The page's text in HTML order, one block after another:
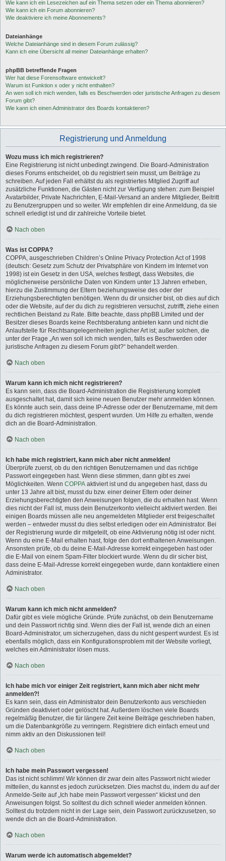
Wie kann ich ein Lesezeichen auf ein Thema setzen oder ein Thema abonnieren?
Wie kann ich ein Forum abonnieren?
Wie deaktiviere ich meine Abonnements?
Dateianhänge
Welche Dateianhänge sind in diesem Forum zulässig?
Kann ich eine Übersicht all meiner Dateianhänge erhalten?
phpBB betreffende Fragen
Wer hat diese Forensoftware entwickelt?
Warum ist Funktion x oder y nicht enthalten?
An wen soll ich mich wenden, falls es Beschwerden oder juristische Anfragen zu diesem
Forum gibt?
Wie kann ich einen Administrator des Boards kontaktieren?
Registrierung und Anmeldung
Wozu muss ich mich registrieren?
Eine Registrierung ist nicht unbedingt zwingend. Die Board-Administration
dieses Forums entscheidet, ob du registriert sein musst, um Beiträge zu
schreiben. Auf jeden Fall erhältst du als registriertes Mitglied Zugriff auf
zusätzliche Funktionen, die Gästen nicht zur Verfügung stehen: zum Beispiel
Avatarbilder, Private Nachrichten, E-Mail-Versand an andere Mitglieder, Beitritt
zu Benutzergruppen und so weiter. Wir empfehlen dir eine Anmeldung, da sie
schnell erledigt ist und dir zahlreiche Vorteile bietet.
Nach oben
Was ist COPPA?
COPPA, ausgeschrieben Children’s Online Privacy Protection Act of 1998
(deutsch: Gesetz zum Schutz der Privatsphäre von Kindern im Internet von
1998) ist ein Gesetz in den USA, welches festlegt, dass Websites, die
möglicherweise persönliche Daten von Kindern unter 13 Jahren erheben,
hierzu die Zustimmung der Eltern beziehungsweise des oder der
Erziehungsberechtigten benötigen. Wenn du dir unsicher bist, ob dies auf dich
oder die Website, auf der du dich zu registrieren versuchst, zutrifft, ziehe einen
rechtlichen Beistand zu Rate. Bitte beachte, dass phpBB Limited und der
Besitzer dieses Boards keine Rechtsberatung anbieten kann und nicht die
Anlaufstelle für Rechtsangelegenheiten jeglicher Art ist; außer solchen, die
unter der Frage „An wen soll ich mich wenden, falls es Beschwerden oder
juristische Anfragen zu diesem Forum gibt?“ behandelt werden.
Nach oben
Warum kann ich mich nicht registrieren?
Es kann sein, dass die Board-Administration die Registrierung komplett
ausgeschaltet hat, damit sich keine neuen Benutzer mehr anmelden können.
Es könnte auch sein, dass deine IP-Adresse oder der Benutzername, mit dem
du dich registrieren möchtest, gesperrt wurden. Um Hilfe zu erhalten, wende
dich an die Board-Administration.
Nach oben
Ich habe mich registriert, kann mich aber nicht anmelden!
Überprüfe zuerst, ob du den richtigen Benutzernamen und das richtige
Passwort eingegeben hast. Wenn diese stimmen, dann gibt es zwei
Möglichkeiten. Wenn COPPA aktiviert ist und du angegeben hast, dass du
unter 13 Jahre alt bist, musst du bzw. einer deiner Eltern oder deiner
Erziehungsberechtigten den Anweisungen folgen, die du erhalten hast. Wenn
dies nicht der Fall ist, muss dein Benutzerkonto vielleicht aktiviert werden. Bei
einigen Boards müssen alle neu angemeldeten Mitglieder erst freigeschaltet
werden – entweder musst du dies selbst erledigen oder ein Administrator. Bei
der Registrierung wurde dir mitgeteilt, ob eine Aktivierung nötig ist oder nicht.
Wenn du eine E-Mail erhalten hast, folge den dort enthaltenen Anweisungen.
Ansonsten prüfe, ob du deine E-Mail-Adresse korrekt eingegeben hast oder
die E-Mail von einem Spam-Filter blockiert wurde. Wenn du dir sicher bist,
dass deine E-Mail-Adresse korrekt eingegeben wurde, dann kontaktiere einen
Administrator.
Nach oben
Warum kann ich mich nicht anmelden?
Dafür gibt es viele mögliche Gründe. Prüfe zunächst, ob dein Benutzername
und dein Passwort richtig sind. Wenn dies der Fall ist, wende dich an einen
Board-Administrator, um sicherzugehen, dass du nicht gesperrt wurdest. Es ist
ebenfalls möglich, dass ein Konfigurationsproblem mit der Website vorliegt,
welches ein Administrator lösen muss.
Nach oben
Ich habe mich vor einiger Zeit registriert, kann mich aber nicht mehr
anmelden?!
Es kann sein, dass ein Administrator dein Benutzerkonto aus verschieden
Gründen deaktiviert oder gelöscht hat. Außerdem löschen viele Boards
regelmäßig Benutzer, die für längere Zeit keine Beiträge geschrieben haben,
um die Datenbankgröße zu verringern. Registriere dich einfach erneut und
nimm aktiv an den Diskussionen teil!
Nach oben
Ich habe mein Passwort vergessen!
Das ist nicht schlimm! Wir können dir zwar dein altes Passwort nicht wieder
mitteilen, du kannst es jedoch zurücksetzen. Dies machst du, indem du auf der
Anmelde-Seite auf „Ich habe mein Passwort vergessen“ klickst und den
Anweisungen folgst. So solltest du dich schnell wieder anmelden können.
Solltest du trotzdem nicht in der Lage sein, dein Passwort zurückzusetzen, so
wende dich an die Board-Administration.
Nach oben
Warum werde ich automatisch abgemeldet?